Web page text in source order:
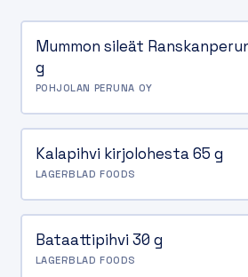
Mummon sileät
g
POHJOLAN PERUNA OY
Kalapihvi kirjolohesta 65 g
LAGERBLAD FOODS
Bataattipihvi 30 g
LAGERBLAD FOODS